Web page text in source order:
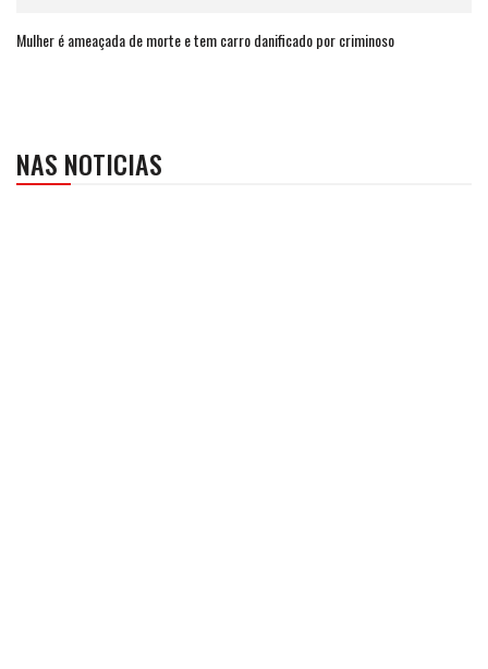
Mulher é ameaçada de morte e tem carro danificado por criminoso
NAS NOTICIAS